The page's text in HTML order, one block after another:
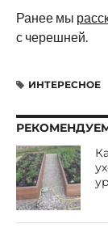
Ранее мы
с черешней.
ИНТЕРЕСНОЕ